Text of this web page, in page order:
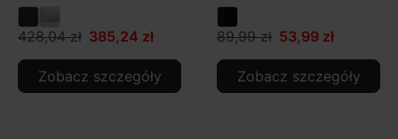
428,04 zł 385,24 zł
Zobacz szczegóły
89,99 zł 53,99 zł
Zobacz szczegóły